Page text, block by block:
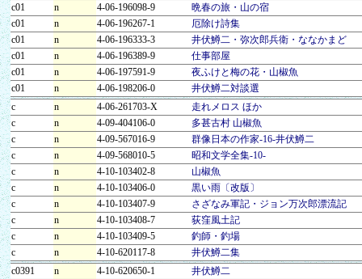
c01
n 4-06-196098-9
晩春の旅・山の宿
c01
n 4-06-196267-1
厄除け詩集
c01
n 4-06-196333-3
井伏鱒二・弥次郎兵衛・ななかまど
c01
n 4-06-196389-9
仕事部屋
c01
n 4-06-197591-9
夜ふけと梅の花・山椒魚
c01
n 4-06-198206-0
井伏鱒二対談選
c
n 4-06-261703-X
走れメロス ほか
c
n 4-09-404106-0
多甚古村 山椒魚
c
n 4-09-567016-9
群像日本の作家-16-井伏鱒二
c
n 4-09-568010-5
昭和文学全集-10-
c
n 4-10-103402-8
山椒魚
c
n 4-10-103406-0
黒い雨〔改版〕
c
n 4-10-103407-9
さざなみ軍記・ジョン万次郎漂流記
c
n 4-10-103408-7
荻窪風土記
c
n 4-10-103409-5
釣師・釣場
c
n 4-10-620117-8
井伏鱒二集
c0391
n 4-10-620650-1
井伏鱒二